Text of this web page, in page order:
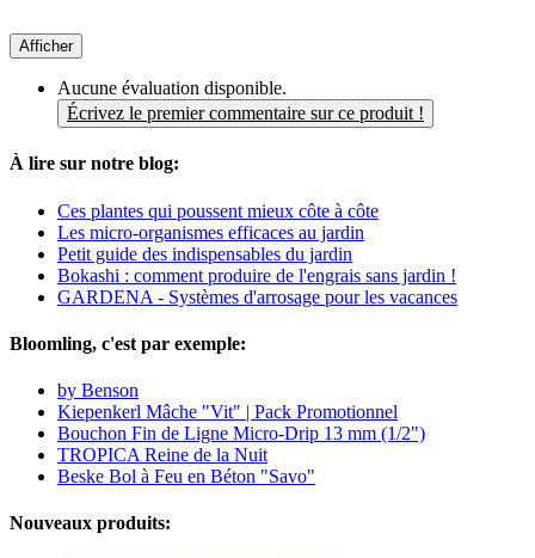
Afficher
Aucune évaluation disponible.
Écrivez le premier commentaire sur ce produit !
À lire sur notre blog:
Ces plantes qui poussent mieux côte à côte
Les micro-organismes efficaces au jardin
Petit guide des indispensables du jardin
Bokashi : comment produire de l'engrais sans jardin !
GARDENA - Systèmes d'arrosage pour les vacances
Bloomling, c'est par exemple:
by Benson
Kiepenkerl Mâche "Vit" | Pack Promotionnel
Bouchon Fin de Ligne Micro-Drip 13 mm (1/2")
TROPICA Reine de la Nuit
Beske Bol à Feu en Béton "Savo"
Nouveaux produits: